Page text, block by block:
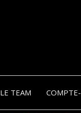
LE TEAM